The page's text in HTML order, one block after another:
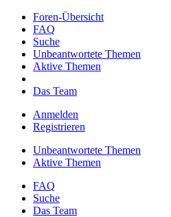
Foren-Übersicht
FAQ
Suche
Unbeantwortete Themen
Aktive Themen
Das Team
Anmelden
Registrieren
Unbeantwortete Themen
Aktive Themen
FAQ
Suche
Das Team